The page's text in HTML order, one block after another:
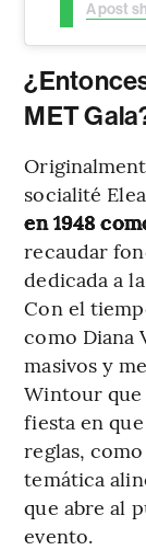
A post
MET
socialité
en 1948
recaudar
dedicada a
Con el
como Diana
masivos y
Wintour que
fiesta en
reglas,
temática
que abre al
evento.